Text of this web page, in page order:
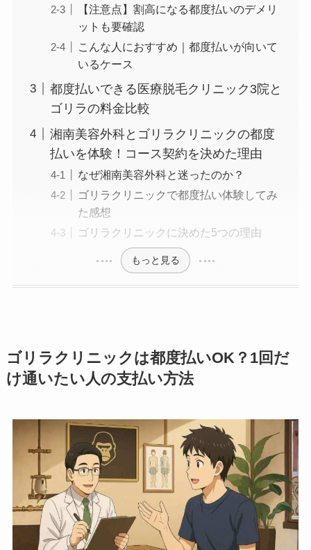
【注意点】割高になる都度払いのデメリ
ットも要確認
こんな人におすすめ｜都度払いが向いて
いるケース
都度払いできる医療脱毛クリニック3院と
ゴリラの料金比較
湘南美容外科とゴリラクリニックの都度
払いを体験！コース契約を決めた理由
なぜ湘南美容外科と迷ったのか？
ゴリラクリニックで都度払い体験してみ
た感想
ゴリラクリニックに決めた5つの理由
もっと見る
ゴリラクリニックは都度払いOK？1回だ
け通いたい人の支払い方法